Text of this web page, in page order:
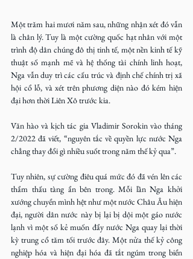
Một trăm hai mươi năm sau, những nhận xét đó vẫn
là chân lý. Tuy là một cường quốc hạt nhân với một
trình độ dân chúng đô thị tinh tế, một nền kinh tế kỹ
thuật số mạnh mẽ và hệ thống tài chính linh hoạt,
Nga vẫn duy trì các cấu trúc và định chế chính trị xã
hội cổ lỗ, và xét trên phương diện nào đó kém hiện
đại hơn thời Liên Xô trước kia.
Văn hào và kịch tác gia Vladimir Sorokin vào tháng
2/2022 đã viết, “nguyên tắc về quyền lực nước Nga
chẳng thay đổi gì nhiều suốt trong năm thế kỷ qua”.
Tuy nhiên, sự cường điêu quá mức đó đã vén lên các
thẩm thấu tàng ẩn bên trong. Mỗi lần Nga khởi
xướng chuyển mình hệt như một nước Châu Âu hiện
đại, người dân nước này bị lại bị dội một gáo nước
lạnh vì một số kẻ muốn đẩy nước Nga quay lại thời
kỳ trung cổ tăm tối trước đây. Một nửa thế kỷ công
nghiệp hóa và hiện đại hóa đã tắt ngúm trong biển